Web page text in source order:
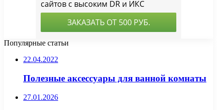
Популярные статьи
22.04.2022
Полезные аксессуары для ванной комнаты
27.01.2026